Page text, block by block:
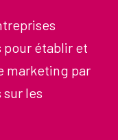
pour établir et
marketing par
les